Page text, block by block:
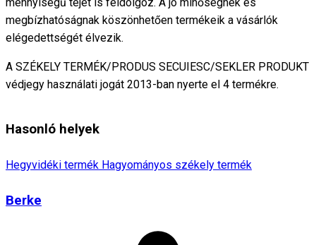
mennyiségű tejet is feldolgoz. A jó minőségnek és
megbízhatóságnak köszönhetően termékeik a vásárlók
elégedettségét élvezik.
A SZÉKELY TERMÉK/PRODUS SECUIESC/SEKLER PRODUKT
védjegy használati jogát 2013-ban nyerte el 4 termékre.
Hasonló helyek
Hegyvidéki termék Hagyományos székely termék
Berke